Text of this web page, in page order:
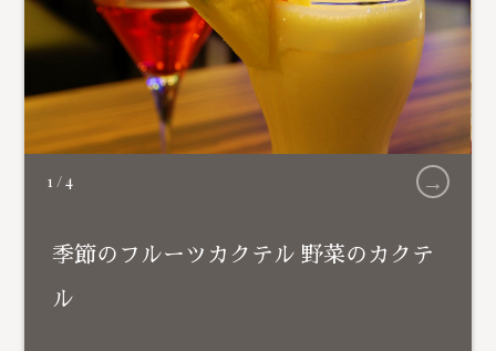
1 /4 →
季節のフルーツカクテル 野菜のカクテ
ル